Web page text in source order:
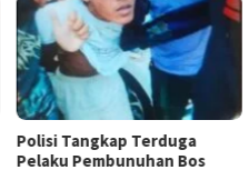
Dugaan Korupsi KUR Rp749
Juta, Mantan AO Bank BUMN